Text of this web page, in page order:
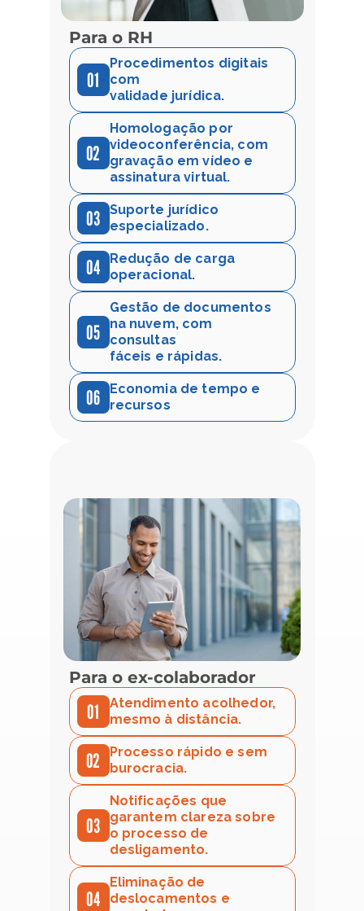
Para o RH
01
Procedimentos digitais
com
validade jurídica.
02
Homologação por
videoconferência, com
gravação em vídeo e
assinatura virtual.
03
Suporte jurídico
especializado.
04
Redução de carga
operacional.
05
Gestão de documentos
na nuvem, com
consultas
fáceis e rápidas.
06
Economia de tempo e
recursos
Para o ex-colaborador
01
Atendimento acolhedor,
mesmo à distância.
02
Processo rápido e sem
burocracia.
03
Notificações que
garantem clareza sobre
o processo de
desligamento.
04
Eliminação de
deslocamentos e